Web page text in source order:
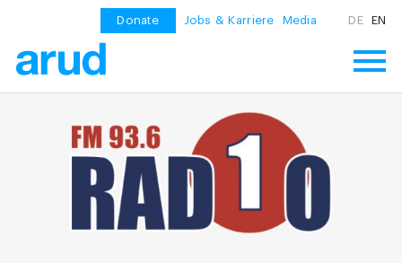
Donate Jobs & Karriere Media DE EN